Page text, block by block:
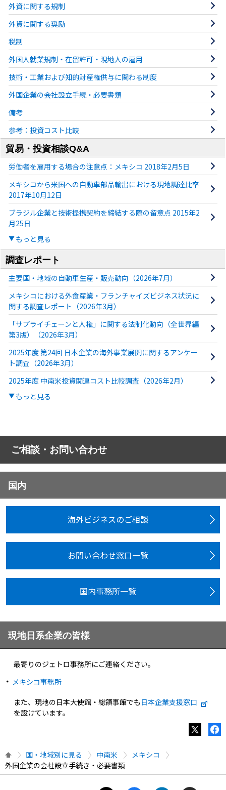
外資に関する規制
外資に関する奨励
税制
外国人就業規制・在留許可・現地人の雇用
技術・工業および知的財産権供与に関わる制度
外国企業の会社設立手続・必要書類
備考
参考：投資コスト比較
貿易・投資相談Q&A
労働者を雇用する場合の注意点：メキシコ 2018年2月5日
メキシコから米国への自動車部品輸出における現地調達比率
2017年10月12日
ブラジル企業と技術提携契約を締結する際の留意点 2015年2
月25日
もっと見る
調査レポート
主要国・地域の自動車生産・販売動向（2026年7月）
メキシコにおける外食産業・フランチャイズビジネス状況に
関する調査レポート（2026年3月）
「サプライチェーンと人権」に関する法制化動向（全世界編
第3版）（2026年3月）
2025年度 第24回 日本企業の海外事業展開に関するアンケー
ト調査（2026年3月）
2025年度 中南米投資関連コスト比較調査（2026年2月）
もっと見る
ご相談・お問い合わせ
国内
海外ビジネスのご相談
お問い合わせ窓口一覧
国内事務所一覧
現地日系企業の皆様
最寄りのジェトロ事務所にご連絡ください。
メキシコ事務所
また、現地の日本大使館・総領事館でも 日本企業支援窓口
を設けています。
国・地域別に見る 中南米
メキシコ
外国企業の会社設立手続き・必要書類